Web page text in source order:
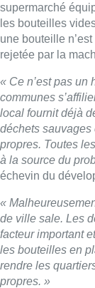
supermarché
les bouteilles
une bouteille
rejetée par la
« Ce n’est pas un
communes
local fournit déjà
déchets
propres. Toutes
à la source du
échevin du
«
de ville sale. Les
facteur important
les bouteilles en
rendre les
propres. »